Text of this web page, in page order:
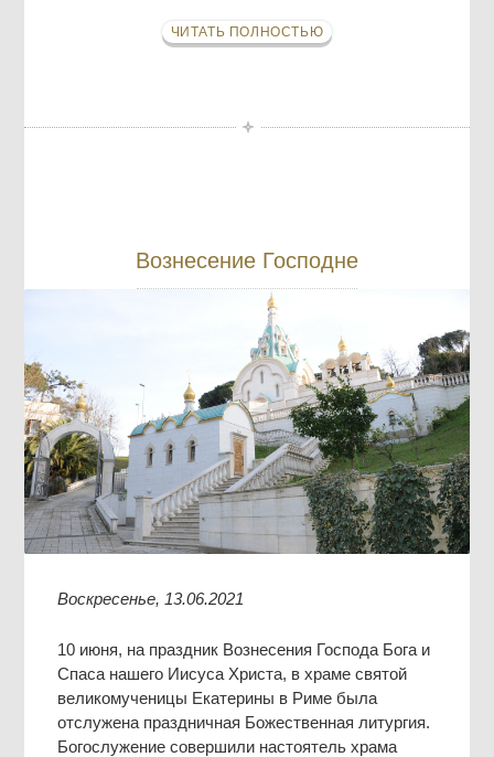
ЧИТАТЬ ПОЛНОСТЬЮ
Вознесение Господне
Воскресенье, 13.06.2021
10 июня, на праздник Вознесения Господа Бога и
Спаса нашего Иисуса Христа, в храме святой
великомученицы Екатерины в Риме была
отслужена праздничная Божественная литургия.
Богослужение совершили настоятель храма